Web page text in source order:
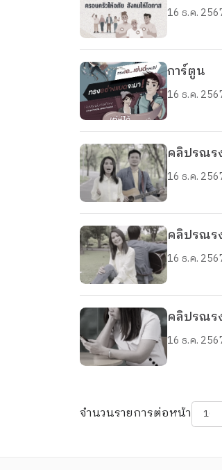
16 ธ.ค.
การ์ตูน
16 ธ.ค.
คลิปรณร
16 ธ.ค.
คลิปรณร
16 ธ.ค.
คลิปรณร
16 ธ.ค.
จำนวนรายการต่อหน้า